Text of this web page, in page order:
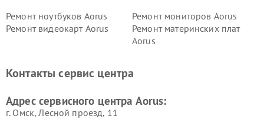
Ремонт ноутбуков Aorus
Ремонт мониторов Aorus
Ремонт видеокарт Aorus
Ремонт материнских плат
Aorus
Контакты сервис центра
Адрес сервисного центра Aorus:
г. Омск, ​Лесной проезд, 11